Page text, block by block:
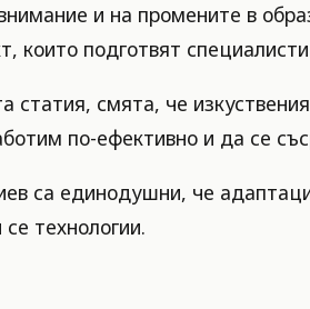
и на промените в
които подготвят
смята, че
по-ефективно и да се
са единодушни, че
технологии.